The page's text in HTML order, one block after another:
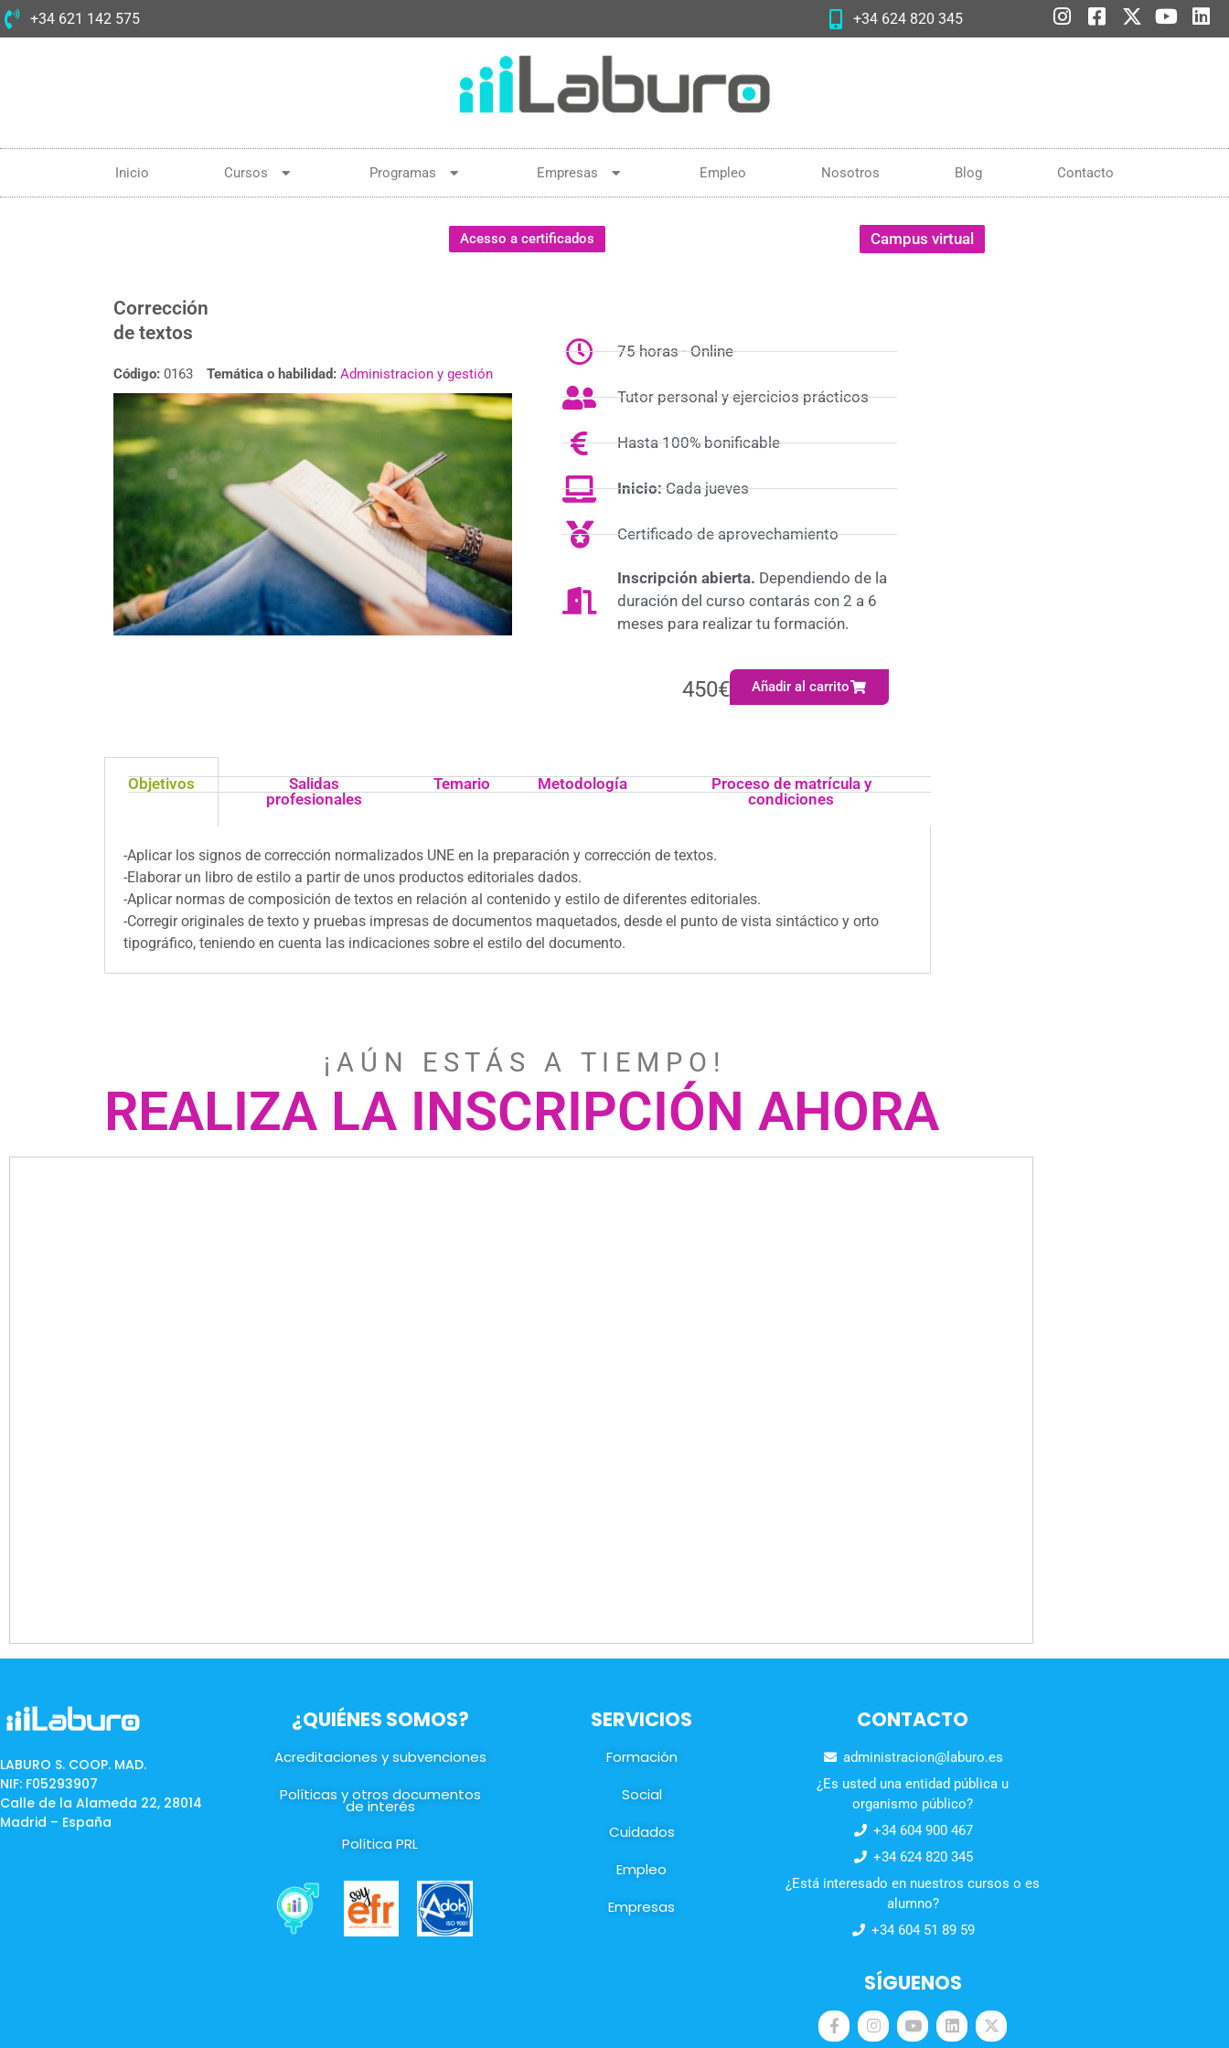
+34 621 142 575 +34 624 820 345
Inicio Cursos Programas Empresas Empleo Nosotros Blog Contacto
Acesso a certificados Campus virtual
Corrección
de textos
Código: 0163 Temática o habilidad: Administracion y gestión
75 horas - Online
Tutor personal y ejercicios prácticos
Hasta 100% bonificable
Inicio:Cada jueves
Certificado de aprovechamiento
Inscripción abierta. Dependiendo de la
duración del curso contarás con 2 a 6
meses para realizar tu formación.
450€ Añadir al carrito
Objetivos
Salidas
profesionales
Temario Metodología
Proceso de matrícula y
condiciones
-Aplicar los signos de corrección normalizados UNE en la preparación y corrección de textos.
-Elaborar un libro de estilo a partir de unos productos editoriales dados.
-Aplicar normas de composición de textos en relación al contenido y estilo de diferentes editoriales.
-Corregir originales de texto y pruebas impresas de documentos maquetados, desde el punto de vista sintáctico y orto
tipográfico, teniendo en cuenta las indicaciones sobre el estilo del documento.
¡ A Ú N E S T Á S A T I E M P O !
REALIZA LA INSCRIPCIÓN AHORA
LABURO S. COOP. MAD.
NIF: F05293907
Calle de la Alameda 22, 28014
Madrid – España
¿QUIÉNES SOMOS?
Acreditaciones y subvenciones
Políticas y otros documentos
de interés
Política PRL
SERVICIOS
Formación
Social
Cuidados
Empleo
Empresas
CONTACTO
administracion@laburo.es
¿Es usted una entidad pública u
organismo público?
+34 604 900 467
+34 624 820 345
¿Está interesado en nuestros cursos o es
alumno?
+34 604 51 89 59
SÍGUENOS